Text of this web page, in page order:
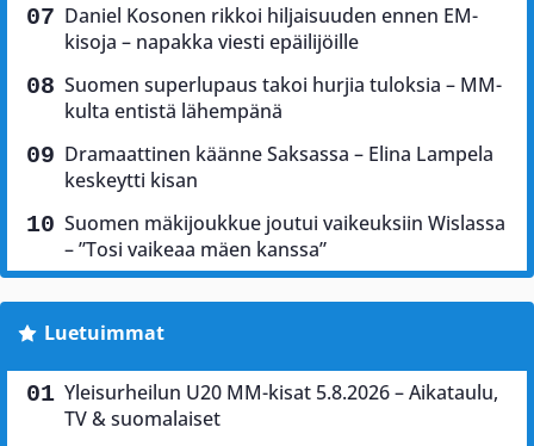
Daniel Kosonen rikkoi hiljaisuuden ennen EM-
kisoja – napakka viesti epäilijöille
Suomen superlupaus takoi hurjia tuloksia – MM-
kulta entistä lähempänä
Dramaattinen käänne Saksassa – Elina Lampela
keskeytti kisan
Suomen mäkijoukkue joutui vaikeuksiin Wislassa
– ”Tosi vaikeaa mäen kanssa”
Luetuimmat
Yleisurheilun U20 MM-kisat 5.8.2026 – Aikataulu,
TV & suomalaiset